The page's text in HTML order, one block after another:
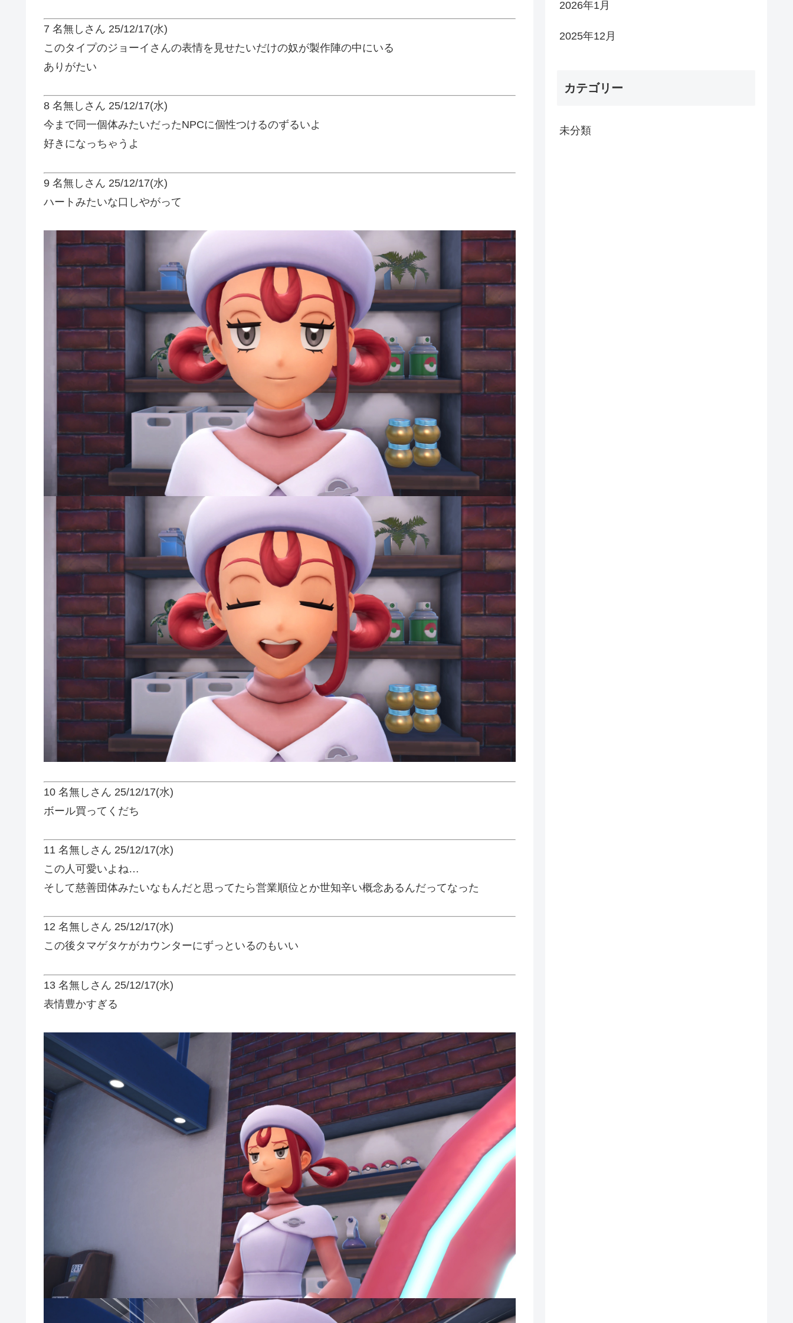
7 名無しさん 25/12/17(水)
このタイプのジョーイさんの表情を見せたいだけの奴が製作陣の中にいる
ありがたい
8 名無しさん 25/12/17(水)
今まで同一個体みたいだったNPCに個性つけるのずるいよ
好きになっちゃうよ
9 名無しさん 25/12/17(水)
ハートみたいな口しやがって
10 名無しさん 25/12/17(水)
ボール買ってくだち
11 名無しさん 25/12/17(水)
この人可愛いよね…
そして慈善団体みたいなもんだと思ってたら営業順位とか世知辛い概念あるんだってなった
12 名無しさん 25/12/17(水)
この後タマゲタケがカウンターにずっといるのもいい
13 名無しさん 25/12/17(水)
表情豊かすぎる
2026年1月
2025年12月
カテゴリー
未分類